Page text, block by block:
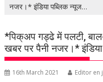
नजर।* इंडिया पब्लिक न्यूज…
*पिक्अप गड्ढे में पलटी,
खबर पर पैनी नजर।*
16th March 2021 Editor en